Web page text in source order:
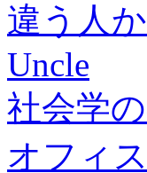
違う人
Uncle
社会学
オフィ